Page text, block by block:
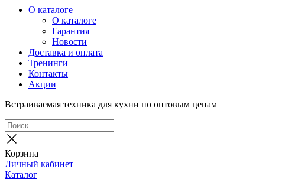
О каталоге
О каталоге
Гарантия
Новости
Доставка и оплата
Тренинги
Контакты
Акции
Встраиваемая техника для кухни по оптовым ценам
Корзина
Личный кабинет
Каталог